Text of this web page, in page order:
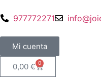
977772271
Mi cuenta
0,00 € 0